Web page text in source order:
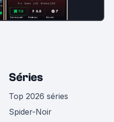
Séries
Top 2026 séries
Spider-Noir